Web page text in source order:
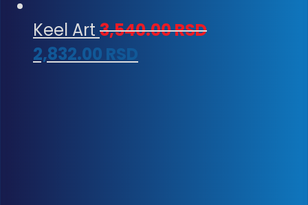
Keel Art 3,540.00RSD
2,832.00 RSD